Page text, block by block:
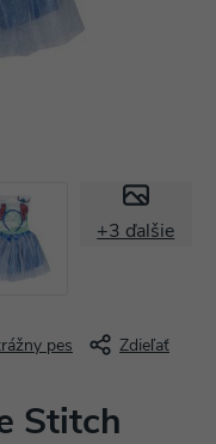
+3 ďalšie
pes Zdieľať
Stitch